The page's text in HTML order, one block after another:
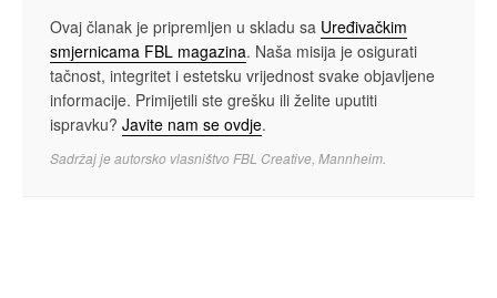
Ovaj članak je pripremljen u skladu sa Uređivačkim
smjernicama FBL magazina. Naša misija je osigurati
tačnost, integritet i estetsku vrijednost svake objavljene
informacije. Primijetili ste grešku ili želite uputiti
ispravku? Javite nam se ovdje.
Sadržaj je autorsko vlasništvo FBL Creative, Mannheim.